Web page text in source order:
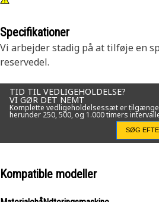
Specifikationer
Vi arbejder stadig på at tilføje en
reservedel.
TID TIL VEDLIGEHOLDELSE?
VI GØR DET NEMT
Komplette vedligeholdelsessæt er
herunder 250, 500, og 1.000 timers
SØG
Kompatible modeller